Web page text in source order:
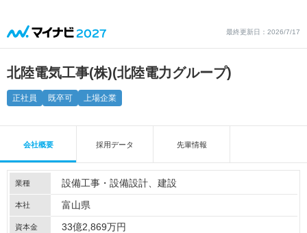
最終更新日：2026/7/17
北陸電気工事(株)(北陸電力グループ)
正社員 既卒可 上場企業
会社概要 採用データ 先輩情報
業種 設備工事・設備設計 建設
本社 富山県
資本金 33億2,869万円